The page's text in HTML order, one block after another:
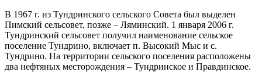
В 1967 г. из Тундринского сельского Совета был выделен
Пимский сельсовет, позже – Ляминский. 1 января 2006 г.
Тундринский сельсовет получил наименование сельское
поселение Тундрино, включает п. Высокий Мыс и с.
Тундрино. На территории сельского поселения расположены
два нефтяных месторождения – Тундринское и Правдинское.